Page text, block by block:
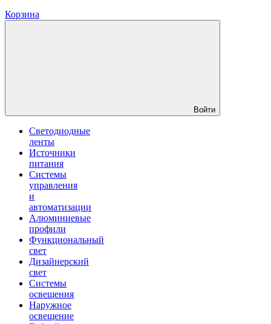
Корзина
Войти
Светодиодные
ленты
Источники
питания
Системы
управления
и
автоматизации
Алюминиевые
профили
Функциональный
свет
Дизайнерский
свет
Системы
освещения
Наружное
освещение